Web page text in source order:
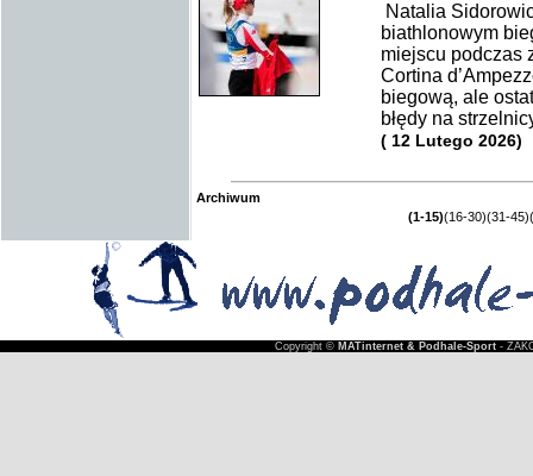
Natalia
biathlonowym
miejscu podczas
Cortina
biegową, ale
błędy na
( 12 Lutego 2026)
Archiwum
(1-15)(16-30)(31-45)
Copyright © MATinternet & Podhale-Sport-